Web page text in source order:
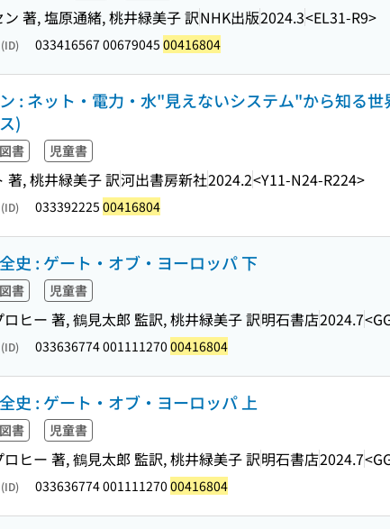
著, 塩原通緒, 桃井緑美子 訳NHK出版2024.3<EL31-R9>
033416567 00679045 00416804
: ネット・電力・水"見えないシステム"から知る
)
図書 児童書
著, 桃井緑美子 訳河出書房新社2024.2<Y11-N24-R224>
033392225 00416804
史 : ゲート・オブ・ヨーロッパ 下
図書 児童書
ヒー 著, 鶴見太郎 監訳, 桃井緑美子 訳明石書店2024.7
033636774 001111270 00416804
史 : ゲート・オブ・ヨーロッパ 上
図書 児童書
ヒー 著, 鶴見太郎 監訳, 桃井緑美子 訳明石書店2024.7
033636774 001111270 00416804